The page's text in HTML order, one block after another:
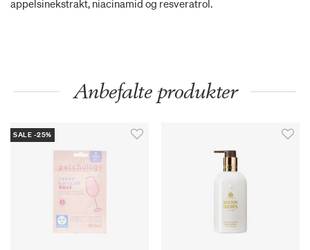
appelsinekstrakt, niacinamid og resveratrol.
Anbefalte produkter
SALE -25%